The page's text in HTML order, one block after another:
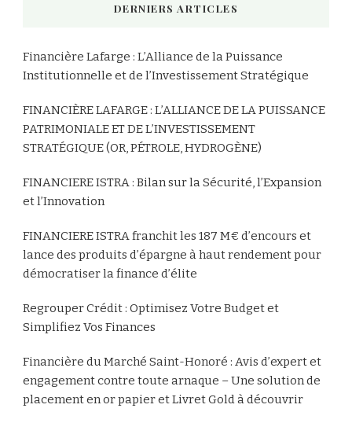
DERNIERS ARTICLES
Financière Lafarge : L’Alliance de la Puissance
Institutionnelle et de l’Investissement Stratégique
FINANCIÈRE LAFARGE : L’ALLIANCE DE LA PUISSANCE
PATRIMONIALE ET DE L’INVESTISSEMENT
STRATÉGIQUE (OR, PÉTROLE, HYDROGÈNE)
FINANCIERE ISTRA : Bilan sur la Sécurité, l’Expansion
et l’Innovation
FINANCIERE ISTRA franchit les 187 M€ d’encours et
lance des produits d’épargne à haut rendement pour
démocratiser la finance d’élite
Regrouper Crédit : Optimisez Votre Budget et
Simplifiez Vos Finances
Financière du Marché Saint-Honoré : Avis d’expert et
engagement contre toute arnaque – Une solution de
placement en or papier et Livret Gold à découvrir